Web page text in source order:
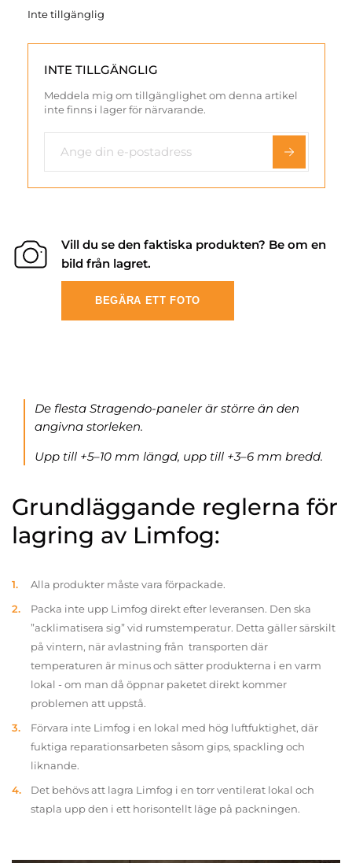
Inte tillgänglig
INTE TILLGÄNGLIG
Meddela mig om tillgänglighet om denna artikel
inte finns i lager för närvarande.
Vill du se den faktiska produkten? Be om en
bild från lagret.
BEGÄRA ETT FOTO
De flesta Stragendo-paneler är större än den
angivna storleken.
Upp till +5–10 mm längd, upp till +3–6 mm bredd.
Grundläggande reglerna för
lagring av Limfog:
Alla produkter måste vara förpackade.
Packa inte upp Limfog direkt efter leveransen. Den ska
”acklimatisera sig” vid rumstemperatur. Detta gäller särskilt
på vintern, när avlastning från transporten där
temperaturen är minus och sätter produkterna i en varm
lokal - om man då öppnar paketet direkt kommer
problemen att uppstå.
Förvara inte Limfog i en lokal med hög luftfuktighet, där
fuktiga reparationsarbeten såsom gips, spackling och
liknande.
Det behövs att lagra Limfog i en torr ventilerat lokal och
stapla upp den i ett horisontellt läge på packningen.